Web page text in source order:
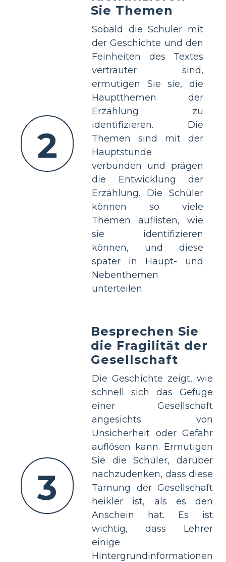
2
Sie Themen
Sobald die Schüler mit
der Geschichte und den
Feinheiten des Textes
vertrauter sind,
ermutigen Sie sie, die
Hauptthemen der
Erzählung zu
identifizieren. Die
Themen sind mit der
Hauptstunde
verbunden und prägen
die Entwicklung der
Erzählung. Die Schüler
können so viele
Themen auflisten, wie
sie identifizieren
können, und diese
später in Haupt- und
Nebenthemen
unterteilen.
3
Besprechen Sie
die Fragilität der
Gesellschaft
Die Geschichte zeigt, wie
schnell sich das Gefüge
einer Gesellschaft
angesichts von
Unsicherheit oder Gefahr
auflösen kann. Ermutigen
Sie die Schüler, darüber
nachzudenken, dass diese
Tarnung der Gesellschaft
heikler ist, als es den
Anschein hat. Es ist
wichtig, dass Lehrer
einige
Hintergrundinformationen